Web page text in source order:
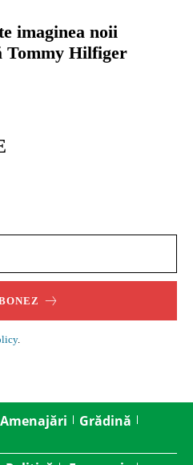
imaginea noii
Tommy Hilfiger
.
Amenajări
Grădină